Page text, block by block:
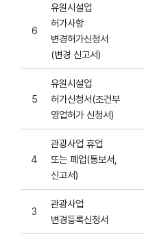
6
유원시설업
허가사항
변경허가신청서
(변경 신고서)
5
유원시설업
허가신청서(조건부
영업허가 신청서)
4
관광사업 휴업
또는 폐업(통보서,
신고서)
3
관광사업
변경등록신청서